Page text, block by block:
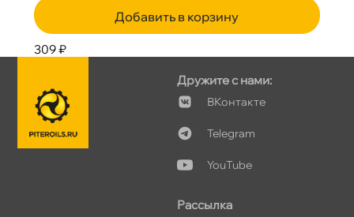
Добавить в корзину
309 ₽
Дружите с нами:
Контакте
Telegram
YouTube
Рассылка